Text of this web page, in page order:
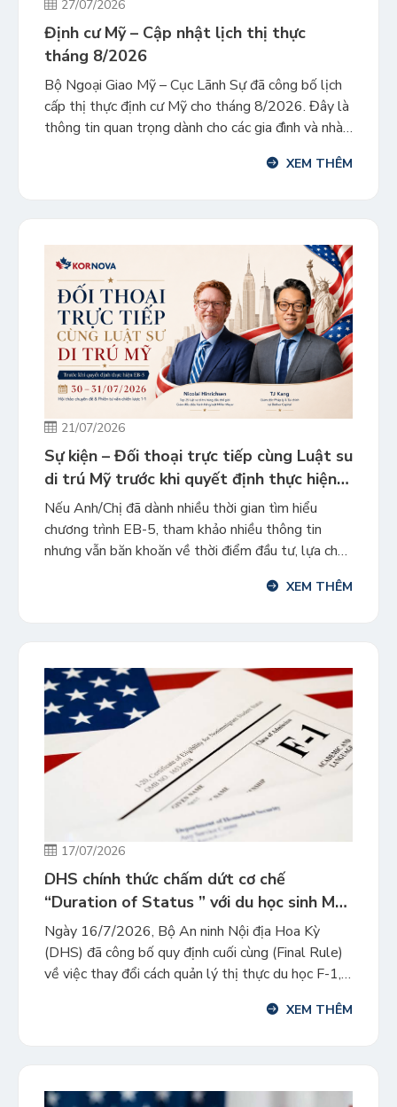
27/07/2026
Định cư Mỹ – Cập nhật lịch thị thực
tháng 8/2026
Bộ Ngoại Giao Mỹ – Cục Lãnh Sự đã công bố lịch
cấp thị thực định cư Mỹ cho tháng 8/2026. Đây là
thông tin quan trọng dành cho các gia đình và nhà
Lãnh Gia Đình Các diện bảo lãnh gồm: […]XEM THÊM
21/07/2026
Sự kiện – Đối thoại trực tiếp cùng Luật sư
di trú Mỹ trước khi quyết định thực hiện
EB-5
Nếu Anh/Chị đã dành nhiều thời gian tìm hiểu
chương trình EB-5, tham khảo nhiều thông tin
nhưng vẫn băn khoăn về thời điểm đầu tư, lựa chọn
cơ hội để trực tiếp trao đổi cùng các luật sư và
XEM THÊM
17/07/2026
DHS chính thức chấm dứt cơ chế
“Duration of Status ” với du học sinh Mỹ
– phụ huynh cần lưu ý gì?
Ngày 16/7/2026, Bộ An ninh Nội địa Hoa Kỳ
(DHS) đã công bố quy định cuối cùng (Final Rule)
về việc thay đổi cách quản lý thị thực du học F-1,
định cư khác. Đây được xem là một trong những
XEM THÊM